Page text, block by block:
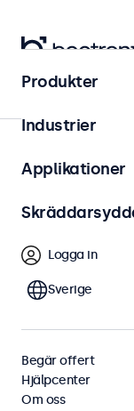
Hem
Touchskärmar
är utrustade med
kompatibla med
stilrent hölje som
Filtrera (2)
Vägg 17 tums
Produkter
Industrier
Applikationer
Logga in
Sverige
Begär offert
Hjälpcenter
Om oss